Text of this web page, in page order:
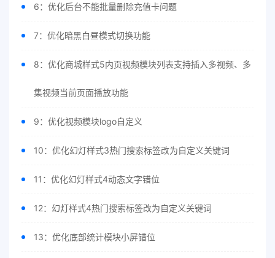
6：优化后台不能批量删除充值卡问题
7：优化暗黑白昼模式切换功能
8：优化商城样式5内页视频模块列表支持插入多视频、多
集视频当前页面播放功能
9：优化视频模块logo自定义
10：优化幻灯样式3热门搜索标签改为自定义关键词
11：优化幻灯样式4动态文字错位
12：幻灯样式4热门搜索标签改为自定义关键词
13：优化底部统计模块小屏错位